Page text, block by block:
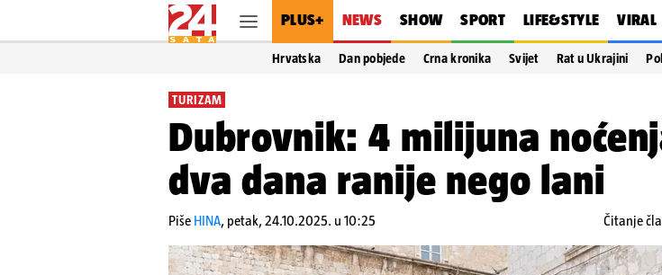
PLUS+ NEWS SHOW SPORT LIFE&STYLE VIRAL
Hrvatska Dan pobjede Crna kronika Svijet Rat u Ukrajini
TURIZAM
Dubrovnik: 4 milijuna
dva dana ranije nego lani
Piše HINA, petak, 24.10.2025. u 10:25 Čitanje